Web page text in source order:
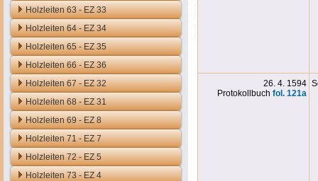
Holzleiten 63 - EZ 33
Holzleiten 64 - EZ 34
Holzleiten 65 - EZ 35
Holzleiten 66 - EZ 36
Holzleiten 67 - EZ 32
Holzleiten 68 - EZ 31
Holzleiten 69 - EZ 8
Holzleiten 71 - EZ 7
Holzleiten 72 - EZ 5
Holzleiten 73 - EZ 4
26. 4. 1594
Protokollbuch fol. 121a